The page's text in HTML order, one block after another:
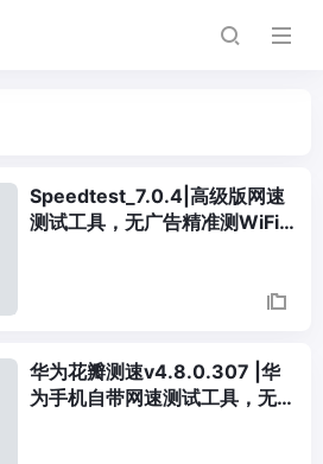
Speedtest_7.0.4|高级版网速
测试工具，无广告精准测WiFi
华为花瓣测速v4.8.0.307 |华
为手机自带网速测试工具，无广